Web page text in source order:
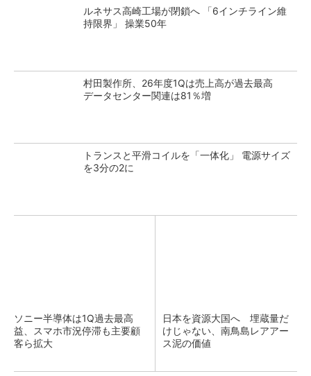
ルネサス高崎工場が閉鎖へ 「6インチライン維
持限界」 操業50年
村田製作所、26年度1Qは売上高が過去最高
データセンター関連は81％増
トランスと平滑コイルを「一体化」 電源サイズ
を3分の2に
ソニー半導体は1Q過去最高
益、スマホ市況停滞も主要顧
客ら拡大
日本を資源大国へ 埋蔵量だ
けじゃない、南鳥島レアアー
ス泥の価値